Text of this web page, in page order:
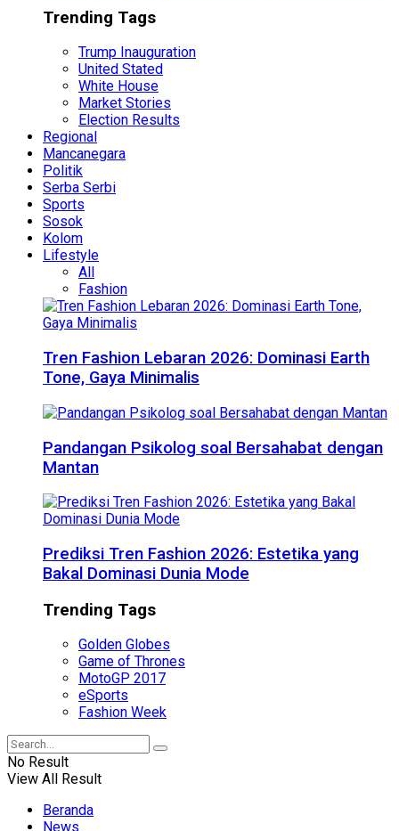
Trending Tags
Trump Inauguration
United Stated
White House
Market Stories
Election Results
Regional
Mancanegara
Politik
Serba Serbi
Sports
Sosok
Kolom
Lifestyle
All
Fashion
Tren Fashion Lebaran 2026: Dominasi Earth
Tone, Gaya Minimalis
Pandangan Psikolog soal Bersahabat dengan
Mantan
Prediksi Tren Fashion 2026: Estetika yang
Bakal Dominasi Dunia Mode
Trending Tags
Golden Globes
Game of Thrones
MotoGP 2017
eSports
Fashion Week
No Result
View All Result
Beranda
News